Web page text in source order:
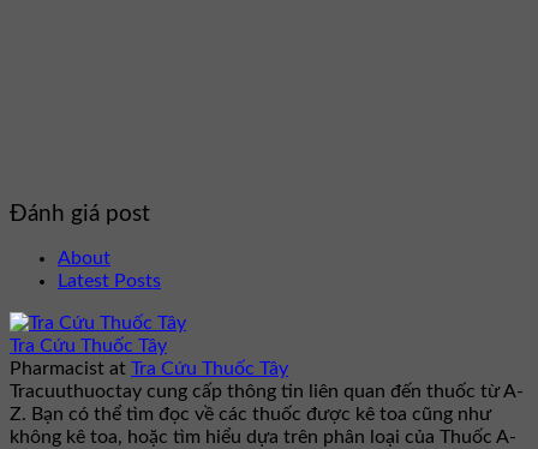
Đánh giá post
About
Latest Posts
Tra Cứu Thuốc Tây
Pharmacist at Tra Cứu Thuốc Tây
Tracuuthuoctay cung cấp thông tin liên quan đến thuốc từ A-
Z. Bạn có thể tìm đọc về các thuốc được kê toa cũng như
không kê toa, hoặc tìm hiểu dựa trên phân loại của Thuốc A-